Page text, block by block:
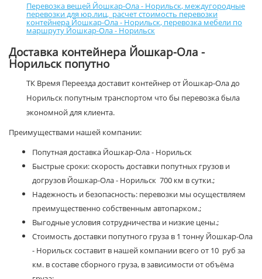
Перевозка вещей Йошкар-Ола - Норильск, междугородные
перевозки для юр.лиц, расчет стоимость перевозки
контейнера Йошкар-Ола - Норильск, перевозка мебели по
маршруту Йошкар-Ола - Норильск
Доставка контейнера Йошкар-Ола -
Норильск попутно
ТК Время Переезда доставит контейнер от Йошкар-Ола до
Норильск попутным транспортом что бы перевозка была
экономной для клиента.
Преимуществами нашей компании:
Попутная доставка Йошкар-Ола - Норильск
Быстрые сроки: скорость доставки попутных грузов и
догрузов Йошкар-Ола - Норильск 700 км в сутки.;
Надежность и безопасность: перевозки мы осуществляем
преимущественно собственным автопарком.;
Выгодные условия сотрудничества и низкие цены.;
Стоимость доставки попутного груза в 1 тонну Йошкар-Ола
- Норильск составит в нашей компании всего от 10 руб за
км. в составе сборного груза, в зависимости от объёма